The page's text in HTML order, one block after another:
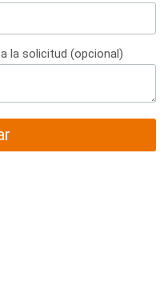
la solicitud (opcional)